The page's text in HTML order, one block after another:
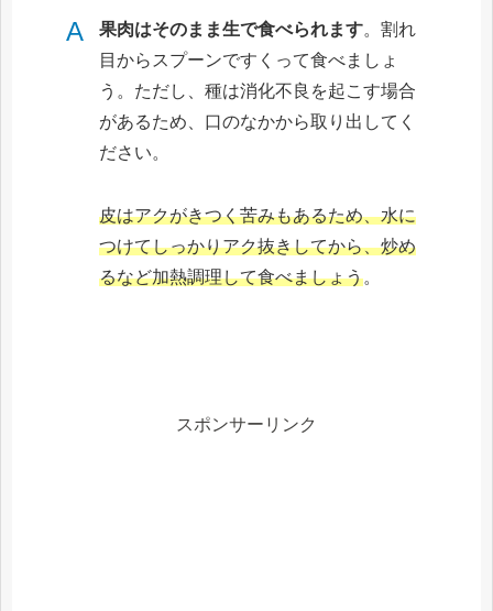
A 果肉はそのまま生で食べられます。割れ
目からスプーンですくって食べましょ
う。ただし、種は消化不良を起こす場合
があるため、口のなかから取り出してく
ださい。
皮はアクがきつく苦みもあるため、水に
つけてしっかりアク抜きしてから、炒め
るなど加熱調理して食べましょう。
スポンサーリンク